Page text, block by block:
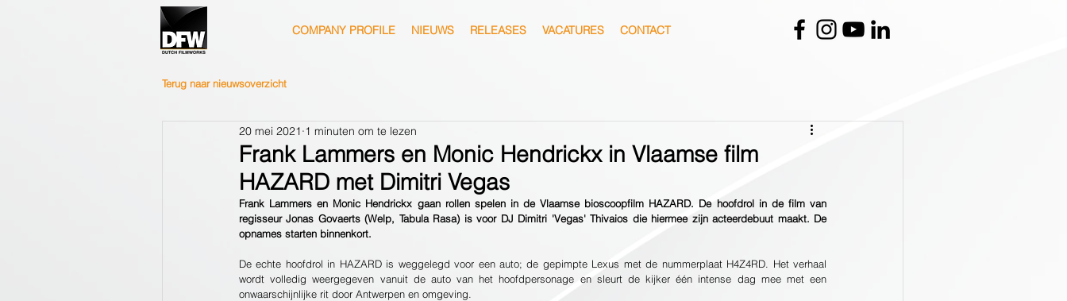
COMPANY PROFILE NIEUWS RELEASES VACATURES CONTACT
Terug naar nieuwsoverzicht
Frank Lammers en Monic Hendrickx in Vlaamse film
HAZARD met Dimitri Vegas
20 mei 2021 1 minuten om te lezen
Frank Lammers en Monic Hendrickx gaan rollen spelen in de Vlaamse bioscoopfilm HAZARD. De hoofdrol in de film van
regisseur Jonas Govaerts (Welp, Tabula Rasa) is voor DJ Dimitri 'Vegas' Thivaios die hiermee zijn acteerdebuut maakt. De
opnames starten binnenkort.
De echte hoofdrol in HAZARD is weggelegd voor een auto; de gepimpte Lexus met de nummerplaat H4Z4RD. Het verhaal
wordt volledig weergegeven vanuit de auto van het hoofdpersonage en sleurt de kijker één intense dag mee met een
onwaarschijnlijke rit door Antwerpen en omgeving.